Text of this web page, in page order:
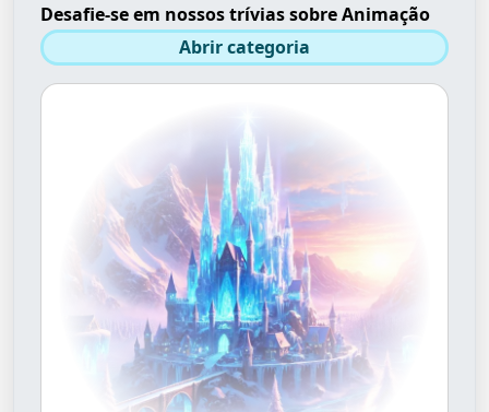
Desafie-se em nossos trívias sobre Animação
Abrir categoria